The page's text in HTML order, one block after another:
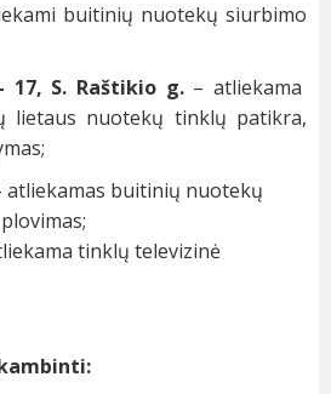
buitinių nuotekų siurbimo
17, S. Raštikio g.– atliekama
lietaus nuotekų tinklų patikra,
atliekamas buitinių nuotekų
tinklų televizinė